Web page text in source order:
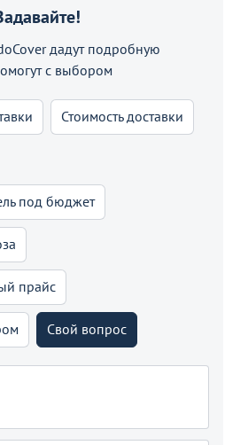
дадут подробную
с выбором
Стоимость доставки
под бюджет
прайс
Свой вопрос